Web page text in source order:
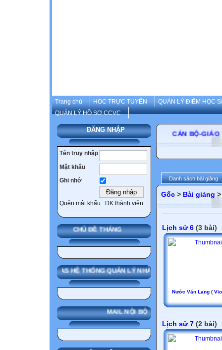
Trang chủ HOC TRỰC TUYẾN
QUẢN LÝ ĐIỂM HỌC
QUẢN LÝ HỒ SƠ CCVC
ĐĂNG NHẬP
Tên truy nhập
Mật khẩu
Ghi nhớ
Quên mật khẩu ĐK thành viên
CHỦ ĐỀ THÁNG
SMAS HỆ THỐNG QUẢN LÝ NHÀ TRƯỜNG
MAIL NỘI BỘ
CÁN BỘ-GIÁO
Danh sách bài giảng
Gốc > Bài giảng
Lịch sử 6 (3 bài)
Nước Văn Lang (
Lịch sử 7 (2 bài)